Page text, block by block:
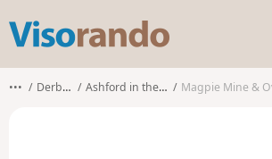
s
o
••• Derbyshire Ashford in the Water CP Magpie Mine & Over